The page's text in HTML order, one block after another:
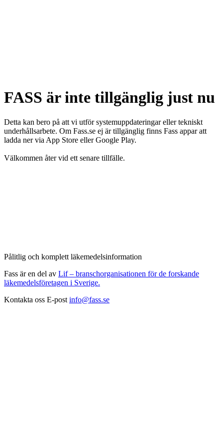
FASS är inte tillgänglig just nu
Detta kan bero på att vi utför systemuppdateringar eller tekniskt
underhållsarbete. Om Fass.se ej är tillgänglig finns Fass appar att
ladda ner via App Store eller Google Play.
Välkommen åter vid ett senare tillfälle.
Pålitlig och komplett läkemedelsinformation
Fass är en del av Lif – branschorganisationen för de forskande
läkemedelsföretagen i Sverige.
Kontakta oss E-post info@fass.se